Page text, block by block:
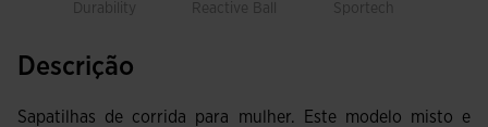
Durability Reactive Ball Sportech
Descrição
Sapatilhas de corrida para mulher. Este modelo misto e